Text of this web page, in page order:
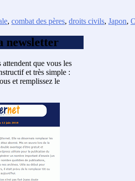
, combat des pères, droits civils, Japon,
newsletter
que vous les
et très simple :
et remplissez le